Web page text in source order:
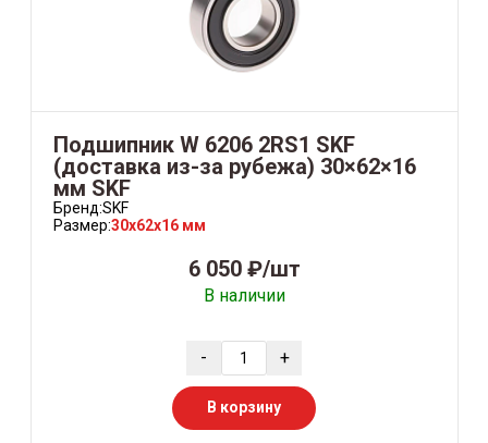
Подшипник W 6206 2RS1 SKF
(доставка из-за рубежа) 30×62×16
мм SKF
Бренд:SKF
Размер:30x62x16 мм
6 050 ₽/шт
В наличии
- +
В корзину